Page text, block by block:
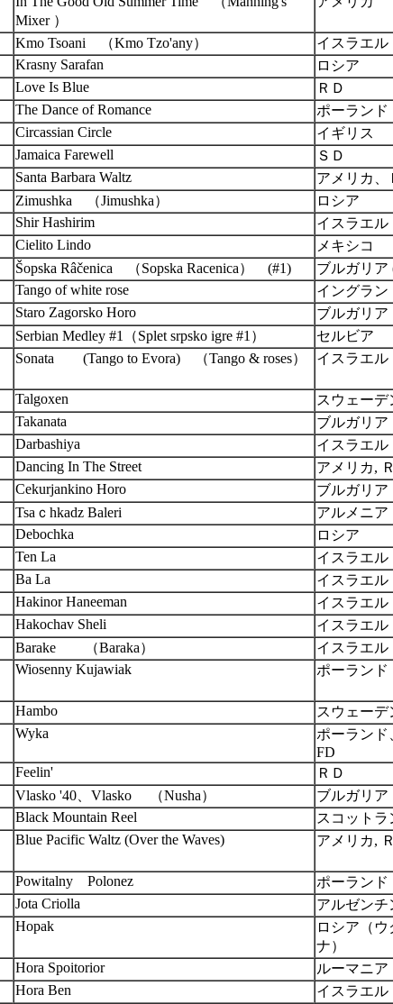
Mixer ）
Kmo Tsoani （Kmo Tzo'any） イスラエル
Krasny Sarafan ロシア
Love Is Blue ＲＤ
The Dance of Romance ポーランド
Circassian Circle イギリス
Jamaica Farewell ＳＤ
Santa Barbara Waltz アメリカ、
Zimushka （Jimushka） ロシア
Shir Hashirim イスラエル
Cielito Lindo メキシコ
Šopska Râčenica （Sopska Racenica） (#1) ブルガリア
Tango of white rose イングラン
Staro Zagorsko Horo ブルガリア
Serbian Medley #1（Splet srpsko igre #1） セルビア
Sonata (Tango to Evora) （Tango & roses） イスラエル
Talgoxen スウェーデ
Takanata ブルガリア
Darbashiya イスラエル
Dancing In The Street アメリカ,
Cekurjankino Horo ブルガリア
Tsaｃhkadz Baleri アルメニア
Debochka ロシア
Ten La イスラエル
Ba La イスラエル
Hakinor Haneeman イスラエル
Hakochav Sheli イスラエル
Barake （Baraka） イスラエル
Wiosenny Kujawiak ポーランド
Hambo スウェーデ
Wyka
ポーランド
FD
Feelin' ＲＤ
Vlasko '40、Vlasko （Nusha） ブルガリア
Black Mountain Reel スコットラ
Blue Pacific Waltz (Over the Waves) アメリカ,
Powitalny Polonez ポーランド
Jota Criolla アルゼンチ
Hopak
ロシア（ウ
ナ）
Hora Spoitorior ルーマニア
Hora Ben イスラエル